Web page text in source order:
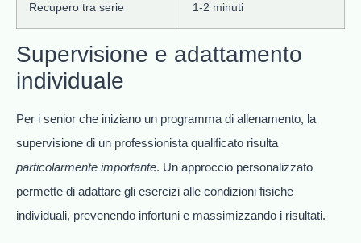
Recupero tra serie 1-2 minuti
Supervisione e adattamento
individuale
Per i senior che iniziano un programma di allenamento, la
supervisione di un professionista qualificato risulta
particolarmente importante. Un approccio personalizzato
permette di adattare gli esercizi alle condizioni fisiche
individuali, prevenendo infortuni e massimizzando i risultati.